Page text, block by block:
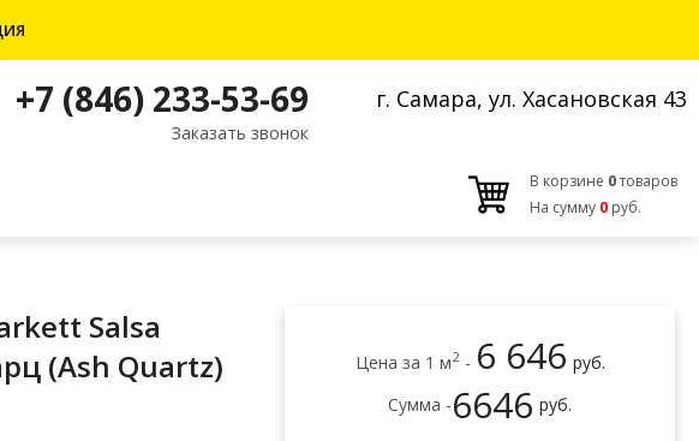
+7 (846) 233-53-69
Заказать звонок
г. Самара, ул. Хасановская 43
В корзине 0товаров
На сумму 0 руб.
Salsa
(Ash Quartz)
Цена за 1 м2- 6 646 руб.
Сумма -6646 руб.